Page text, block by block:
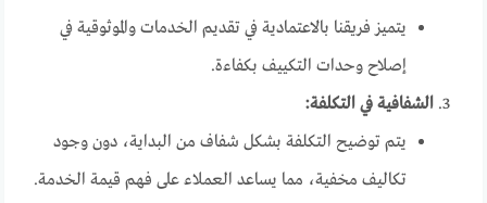
يتميز فريقنا بالاعتمادية في تقديم الخدمات والموثوقية في
إصلاح وحدات التكييف بكفاءة.
الشفافية في التكلفة:
يتم توضيح التكلفة بشكل شفاف من البداية، دون وجود
تكاليف مخفية، مما يساعد العملاء على فهم قيمة الخدمة.